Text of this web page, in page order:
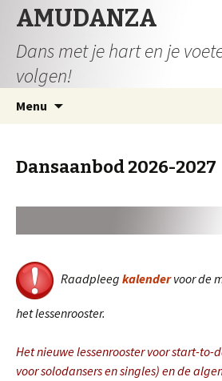
AMUDANZA
Dans met je hart en je
volgen!
Menu
Dansaanbod 2026-2027
Raadpleeg kalender voor de
het lessenrooster.
Het nieuwe lessenrooster voor start-
voor solodansers en singles) en de